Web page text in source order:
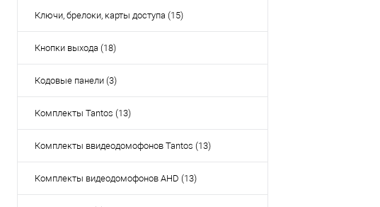
Ключи, брелоки, карты доступа (15)
Кнопки выхода (18)
Кодовые панели (3)
Комплекты Tantos (13)
Комплекты ввидеодомофонов Tantos (13)
Комплекты видеодомофонов AHD (13)